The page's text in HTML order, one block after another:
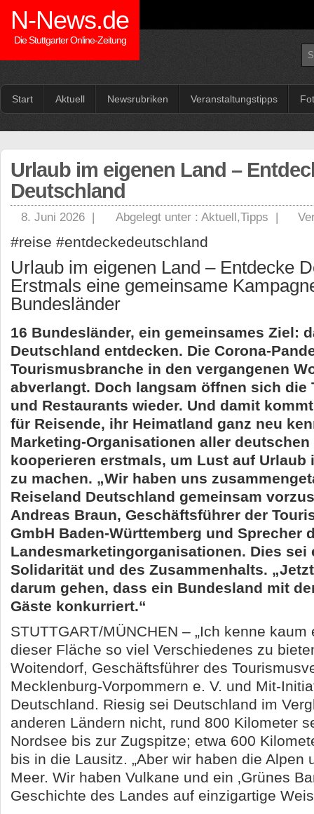
N-News.de
Die Stuttgarter Online-Zeitung
Start Aktuell Newsrubriken Veranstaltungstipps
Urlaub im eigenen Land –
Deutschland
8. Juni 2026 | Abgelegt unter : Aktuell,Tipps |
#reise #entdeckedeutschland
Urlaub im eigenen Land – Entdecke
Erstmals eine gemeinsame
Bundesländer
16 Bundesländer, ein gemeinsames Ziel:
Deutschland entdecken. Die Corona-
Tourismusbranche in den vergangenen
abverlangt. Doch langsam öffnen sich die
und Restaurants wieder. Und damit
für Reisende, ihr Heimatland ganz neu
Marketing-Organisationen aller
kooperieren erstmals, um Lust auf Urlaub
zu machen. „Wir haben uns
Reiseland Deutschland gemeinsam
Andreas Braun, Geschäftsführer der
GmbH Baden-Württemberg und Sprecher
Landesmarketingorganisationen. Dies sei
Solidarität und des Zusammenhalts.
darum gehen, dass ein Bundesland mit
Gäste konkurriert.“
STUTTGART/MÜNCHEN – „Ich kenne
dieser Fläche so viel Verschiedenes zu
Woitendorf, Geschäftsführer des
Mecklenburg-Vorpommern e. V. und Mit-
Deutschland. Riesig sei Deutschland im
anderen Ländern nicht, rund 800 Kilometer
Nordsee bis zur Zugspitze; etwa 600
bis in die Lausitz. „Aber wir haben die Alpen
Meer. Wir haben Vulkane und ein ‚Grünes
Geschichte des Landes auf einzigartige